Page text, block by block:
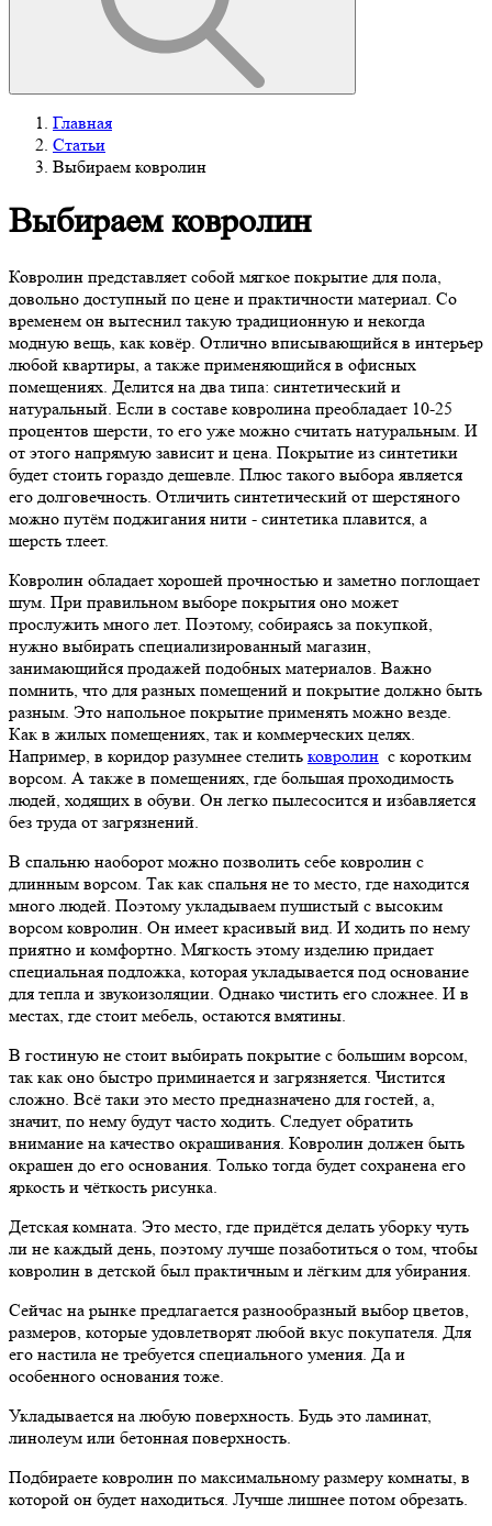
Главная
Статьи
Выбираем ковролин
Выбираем ковролин
Ковролин представляет собой мягкое покрытие для пола,
довольно доступный по цене и практичности материал. Со
временем он вытеснил такую традиционную и некогда
модную вещь, как ковёр. Отлично вписывающийся в интерьер
любой квартиры, а также применяющийся в офисных
помещениях. Делится на два типа: синтетический и
натуральный. Если в составе ковролина преобладает 10-25
процентов шерсти, то его уже можно считать натуральным. И
от этого напрямую зависит и цена. Покрытие из синтетики
будет стоить гораздо дешевле. Плюс такого выбора является
его долговечность. Отличить синтетический от шерстяного
можно путём поджигания нити - синтетика плавится, а
шерсть тлеет.
Ковролин обладает хорошей прочностью и заметно поглощает
шум. При правильном выборе покрытия оно может
прослужить много лет. Поэтому, собираясь за покупкой,
нужно выбирать специализированный магазин,
занимающийся продажей подобных материалов. Важно
помнить, что для разных помещений и покрытие должно быть
разным. Это напольное покрытие применять можно везде.
Как в жилых помещениях, так и коммерческих целях.
Например, в коридор разумнее стелить ковролин с коротким
ворсом. А также в помещениях, где большая проходимость
людей, ходящих в обуви. Он легко пылесосится и избавляется
без труда от загрязнений.
В спальню наоборот можно позволить себе ковролин с
длинным ворсом. Так как спальня не то место, где находится
много людей. Поэтому укладываем пушистый с высоким
ворсом ковролин. Он имеет красивый вид. И ходить по нему
приятно и комфортно. Мягкость этому изделию придает
специальная подложка, которая укладывается под основание
для тепла и звукоизоляции. Однако чистить его сложнее. И в
местах, где стоит мебель, остаются вмятины.
В гостиную не стоит выбирать покрытие с большим ворсом,
так как оно быстро приминается и загрязняется. Чистится
сложно. Всё таки это место предназначено для гостей, а,
значит, по нему будут часто ходить. Следует обратить
внимание на качество окрашивания. Ковролин должен быть
окрашен до его основания. Только тогда будет сохранена его
яркость и чёткость рисунка.
Детская комната. Это место, где придётся делать уборку чуть
ли не каждый день, поэтому лучше позаботиться о том, чтобы
ковролин в детской был практичным и лёгким для убирания.
Сейчас на рынке предлагается разнообразный выбор цветов,
размеров, которые удовлетворят любой вкус покупателя. Для
его настила не требуется специального умения. Да и
особенного основания тоже.
Укладывается на любую поверхность. Будь это ламинат,
линолеум или бетонная поверхность.
Подбираете ковролин по максимальному размеру комнаты, в
которой он будет находиться. Лучше лишнее потом обрезать.